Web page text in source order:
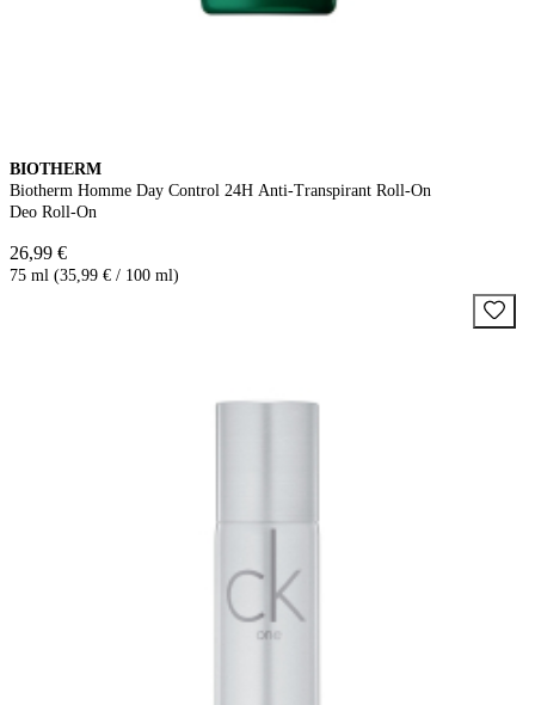
BIOTHERM
Biotherm Homme Day Control 24H Anti-Transpirant Roll-On
Deo Roll-On
26,99 €
75 ml (35,99 € / 100 ml)